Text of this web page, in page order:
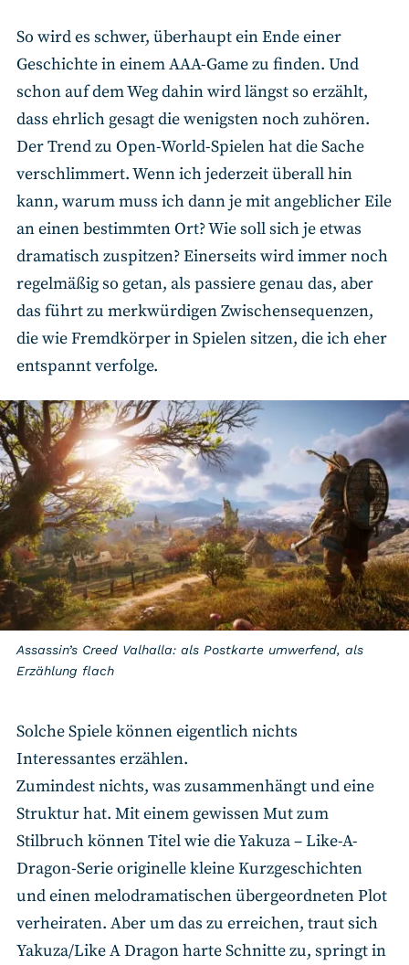
So wird es schwer, überhaupt ein Ende einer
Geschichte in einem AAA-Game zu finden. Und
schon auf dem Weg dahin wird längst so erzählt,
dass ehrlich gesagt die wenigsten noch zuhören.
Der Trend zu Open-World-Spielen hat die Sache
verschlimmert. Wenn ich jederzeit überall hin
kann, warum muss ich dann je mit angeblicher Eile
an einen bestimmten Ort? Wie soll sich je etwas
dramatisch zuspitzen? Einerseits wird immer noch
regelmäßig so getan, als passiere genau das, aber
das führt zu merkwürdigen Zwischensequenzen,
die wie Fremdkörper in Spielen sitzen, die ich eher
entspannt verfolge.
Assassin’s Creed Valhalla: als Postkarte umwerfend, als
Erzählung flach
Solche Spiele können eigentlich nichts
Interessantes erzählen.
Zumindest nichts, was zusammenhängt und eine
Struktur hat. Mit einem gewissen Mut zum
Stilbruch können Titel wie die Yakuza – Like-A-
Dragon-Serie originelle kleine Kurzgeschichten
und einen melodramatischen übergeordneten Plot
verheiraten. Aber um das zu erreichen, traut sich
Yakuza/Like A Dragon harte Schnitte zu, springt in